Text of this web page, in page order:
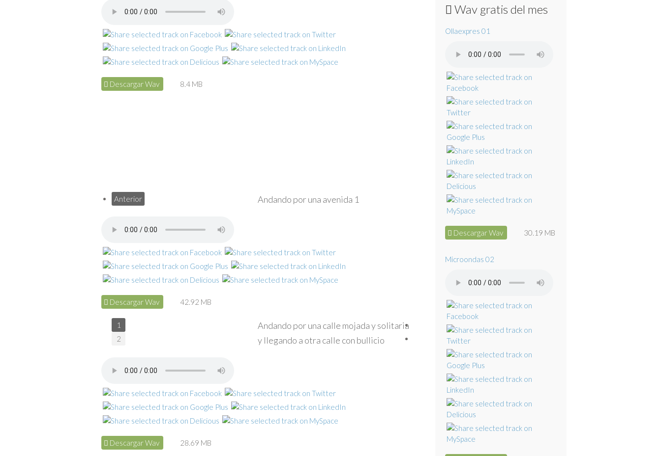
Descargar Wav 8.4 MB
Andando por una avenida 1
Descargar Wav 42.92 MB
Andando por una calle mojada y solitaria
y llegando a otra calle con bullicio
Descargar Wav 28.69 MB
Anterior
1
2
Wav gratis del mes
Ollaexpres 01
Descargar Wav 30.19 MB
Microondas 02